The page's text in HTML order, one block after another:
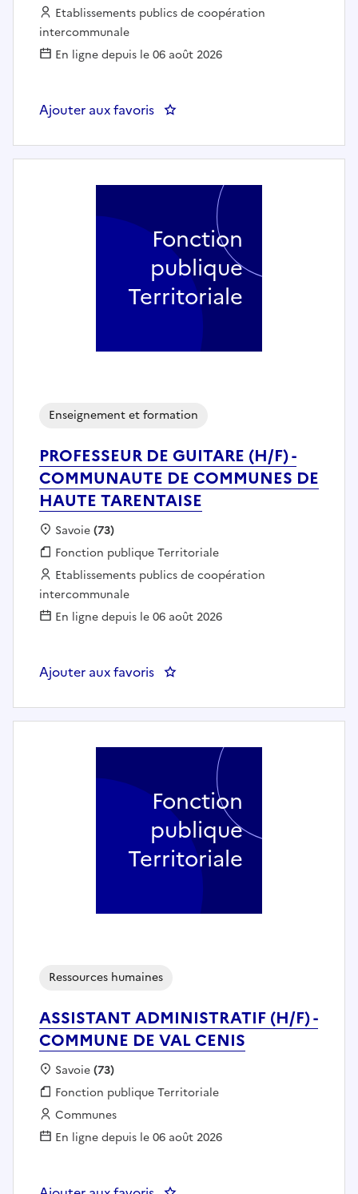
Employeur :
Etablissements publics de coopération
intercommunale
En ligne depuis le 06 août 2026
Ajouter aux favoris : AGENT D'ACCUEIL ET
PROFESSEUR DE GUITARE (H/F) -
COMMUNAUTE DE COMMUNES DE
HAUTE TARENTAISE
Enseignement et formation
Localisation :
Savoie(73)
Fonction publique :
Fonction publique Territoriale
Employeur :
Etablissements publics de coopération
intercommunale
En ligne depuis le 06 août 2026
Ajouter aux favoris : PROFESSEUR DE GUITARE
Fonction
publique
Territoriale
ASSISTANT ADMINISTRATIF (H/F) -
COMMUNE DE VAL CENIS
Ressources humaines
Localisation :
Savoie(73)
Fonction publique :
Fonction publique Territoriale
Employeur :
Communes
En ligne depuis le 06 août 2026
Fonction
publique
Territoriale